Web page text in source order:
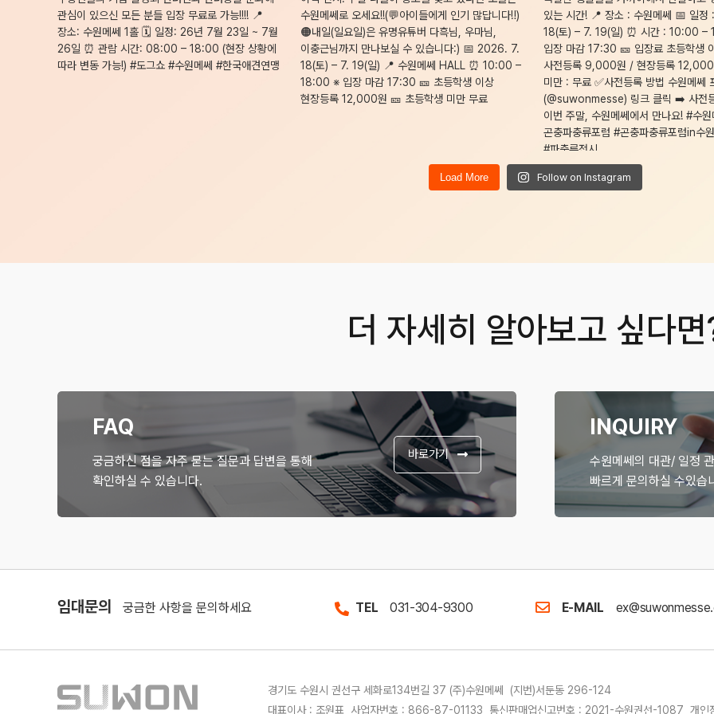
Load More Follow on Instagram
더 자세히 알아보고 싶다
FAQ
궁금하신 점을 자주 묻는 질문과 답변을 통해
확인하실 수 있습니다.
바로가기
INQUIRY
수원메쎄의 대관/ 일정
빠르게 문의하실 수있습
임대문의 궁금한 사항을 문의하세요 TEL 031-304-9300 E-MAIL
경기도 수원시 권선구 세화로134번길 37 (주)수원메쎄 (지번)서둔동 296-124
대표이사 : 조원표 사업자번호 : 866-87-01133 통신판매업신고번호 : 2021-수원권선-1087 개인